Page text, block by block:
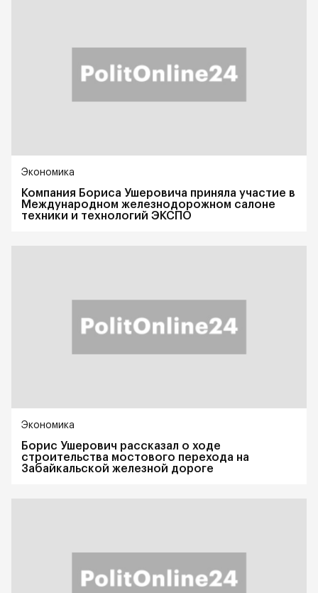
Экономика
Компания Бориса Ушеровича приняла участие в
Международном железнодорожном салоне
техники и технологий ЭКСПО
Экономика
Борис Ушерович рассказал о ходе
строительства мостового перехода на
Забайкальской железной дороге